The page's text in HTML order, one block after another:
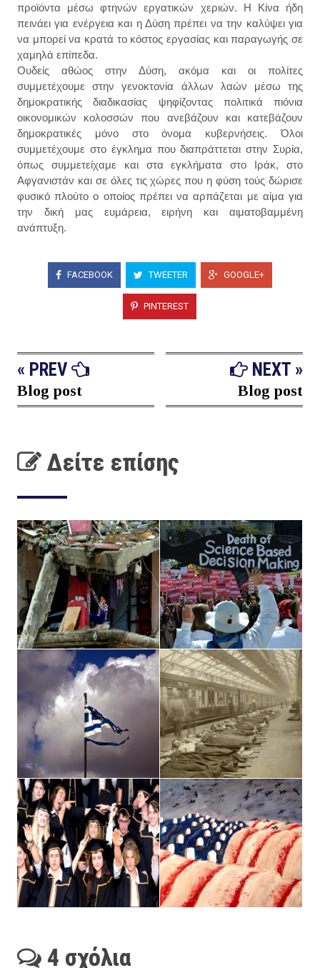
προϊόντα μέσω φτηνών εργατικών χεριών. Η Κίνα ήδη
πεινάει για ενέργεια και η Δύση πρέπει να την καλύψει για
να μπορεί να κρατά το κόστος εργασίας και παραγωγής σε
χαμηλά επίπεδα.
Ουδείς αθώος στην Δύση, ακόμα και οι πολίτες
συμμετέχουμε στην γενοκτονία άλλων λαών μέσω της
δημοκρατικής διαδικασίας ψηφίζοντας πολιτικά πιόνια
οικονομικών κολοσσών που ανεβάζουν και κατεβάζουν
δημοκρατικές μόνο στο όνομα κυβερνήσεις. Όλοι
συμμετέχουμε στο έγκλημα που διαπράττεται στην Συρία,
όπως συμμετείχαμε και στα εγκλήματα στο Ιράκ, στο
Αφγανιστάν και σε όλες τις χώρες που η φύση τούς δώρισε
φυσικό πλούτο ο οποίος πρέπει να αρπάζεται με αίμα για
την δική μας ευμάρεια, ειρήνη και αιματοβαμμένη
ανάπτυξη.
FACEBOOK TWEETER GOOGLE+
PINTEREST
« PREV
Blog post
NEXT »
Blog post
Δείτε επίσης
4 σχόλια